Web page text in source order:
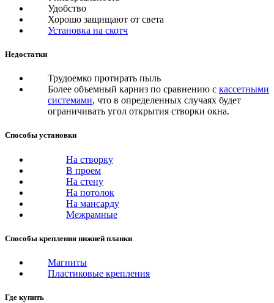
Удобство
Хорошо защищают от света
Установка на скотч
Недостатки
Трудоемко протирать пыль
Более объемный карниз по сравнению с кассетными
системами, что в определенных случаях будет
ограничивать угол открытия створки окна.
Способы установки
На створку
В проем
На стену
На потолок
На мансарду
Межрамные
Способы крепления нижней планки
Магниты
Пластиковые крепления
Где купить